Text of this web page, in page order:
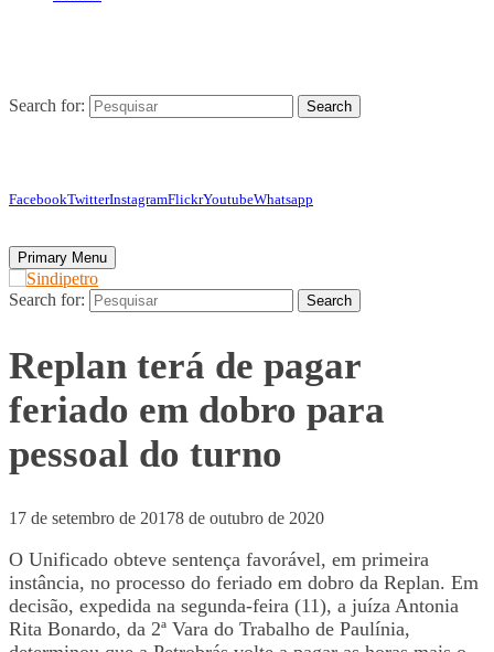
Search for: Search
FacebookTwitterInstagramFlickrYoutubeWhatsapp
Primary Menu
Search for: Search
Replan terá de pagar
feriado em dobro para
pessoal do turno
17 de setembro de 20178 de outubro de 2020
O Unificado obteve sentença favorável, em primeira
instância, no processo do feriado em dobro da Replan. Em
decisão, expedida na segunda-feira (11), a juíza Antonia
Rita Bonardo, da 2ª Vara do Trabalho de Paulínia,